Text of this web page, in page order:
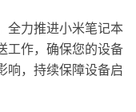
全力推进小米笔记本
工作，确保您的设备
响，持续保障设备启